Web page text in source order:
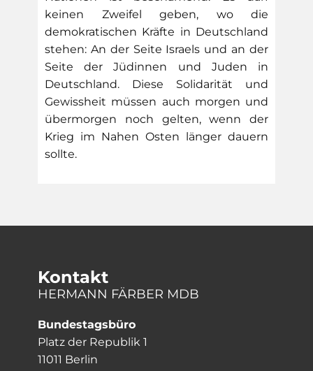
keinen Zweifel geben, wo die
demokratischen Kräfte in Deutschland
stehen: An der Seite Israels und an der
Seite der Jüdinnen und Juden in
Deutschland. Diese Solidarität und
Gewissheit müssen auch morgen und
übermorgen noch gelten, wenn der
Krieg im Nahen Osten länger dauern
sollte.
Kontakt
HERMANN FÄRBER MDB
Bundestagsbüro
Platz der Republik 1
11011 Berlin